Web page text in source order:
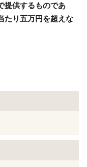
提供するものであ
たり五万円を超えな